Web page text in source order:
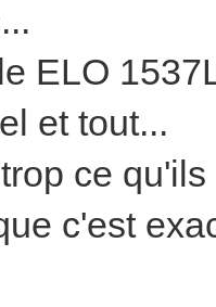
ELO
et tout...
ce
c'est